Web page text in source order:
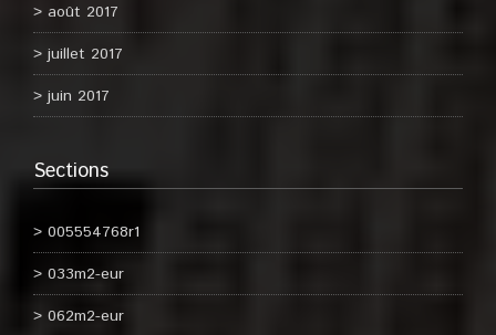
août 2017
juillet 2017
juin 2017
Sections
005554768r1
033m2-eur
062m2-eur